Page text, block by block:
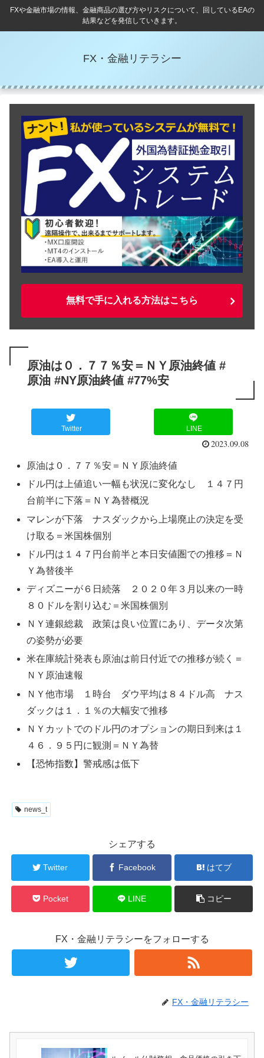
FXや金融市場の情報、金融商品の選び方やリスクについて、回しているEAの
結果などを発信していきます。
FX・金融リテラシー
無料で手に入れる方法はこちら
原油は０．７７％安＝ＮＹ原油終値 #
原油 #NY原油終値 #77%安
Twitter LINE
2023.09.08
原油は０．７７％安＝ＮＹ原油終値
ドル円は上値追い一幅も状況に変化なし １４７円
台前半に下落＝ＮＹ為替概況
マレンが下落 ナスダックから上場廃止の決定を受
け取る＝米国株個別
ドル円は１４７円台前半と本日安値圏での推移＝Ｎ
Ｙ為替後半
ディズニーが６日続落 ２０２０年３月以来の一時
８０ドルを割り込む＝米国株個別
ＮＹ連銀総裁 政策は良い位置にあり、データ次第
の姿勢が必要
米在庫統計発表も原油は前日付近での推移が続く＝
ＮＹ原油速報
ＮＹ他市場 １時台 ダウ平均は８４ドル高 ナス
ダックは１．１％の大幅安で推移
ＮＹカットでのドル円のオプションの期日到来は１
４６．９５円に観測＝ＮＹ為替
【恐怖指数】警戒感は低下
news_t
シェアする
Twitter Facebook はてブ
Pocket LINE コピー
FX・金融リテラシーをフォローする
FX・金融リテラシー